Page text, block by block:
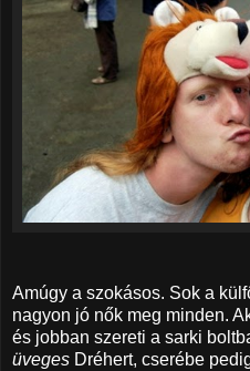
Amúgy a szokásos. Sok a
nagyon jó nők meg minden.
és jobban szereti a sarki
üveges Dréhert, cserébe